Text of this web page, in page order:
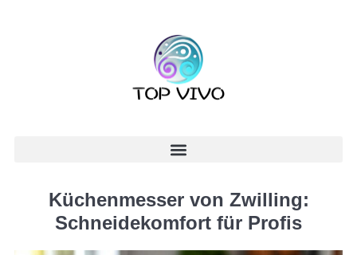
Küchenmesser von Zwilling:
Schneidekomfort für Profis